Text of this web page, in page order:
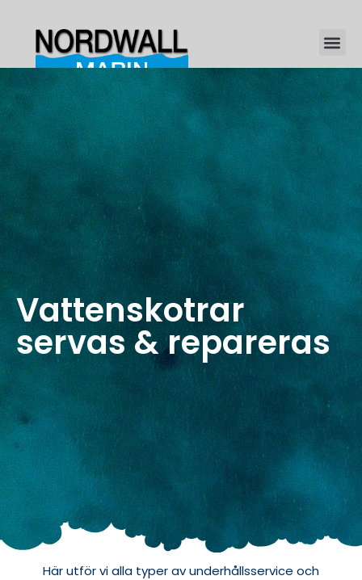
Vattenskotrar
servas & repareras
Här utför vi alla typer av underhållsservice och